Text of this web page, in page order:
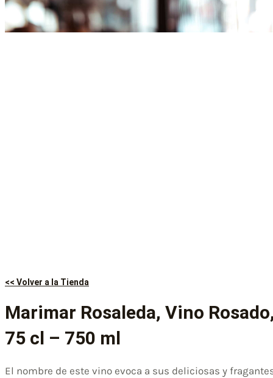
<< Volver a la Tienda
Marimar Rosaleda, Vino
75 cl – 750 ml
El nombre de este vino evoca a sus deliciosas y